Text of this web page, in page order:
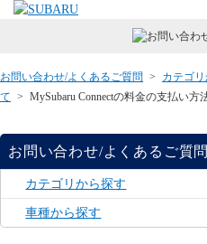
お問い合わせ/よくあるご質問 > カテゴ
て > MySubaru Connectの料金の支払い方
お問い合わせ/よくあるご質問
カテゴリから探す
車種から探す